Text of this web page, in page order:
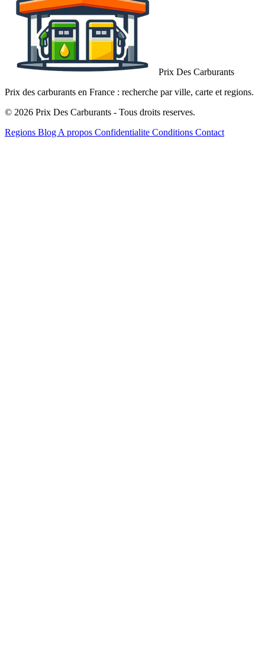
Prix Des Carburants
Prix des carburants en France : recherche par ville, carte et regions.
© 2026 Prix Des Carburants - Tous droits reserves.
Regions Blog A propos Confidentialite Conditions Contact